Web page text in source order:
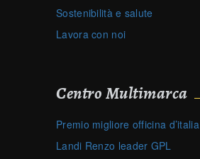
Sostenibilità e salute
Lavora con noi
Centro Multimarca
Premio migliore officina d’italia
Landi Renzo leader GPL